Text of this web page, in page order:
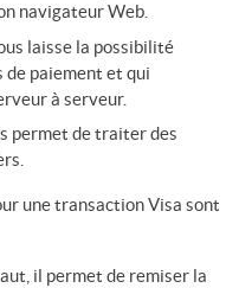
navigateur Web.
laisse la possibilité
de paiement et qui
à serveur.
permet de traiter des
une transactionVisa sont
il permet de remiser la